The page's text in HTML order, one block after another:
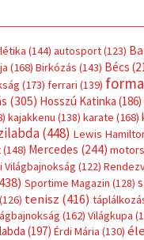
(144) autosport(123)
(168) Birkózás (143) Bécs
(173) ferrari (139)
(305) Hosszú Katinka (186)
kajakkenu (138) karate (168)
(448) Lewis
(148) Mercedes (244)
Világbajnokság (122)
Sportime Magazin (128)
(126) tenisz (416)
(162) Világkupa
(197) Érdi Mária (130)